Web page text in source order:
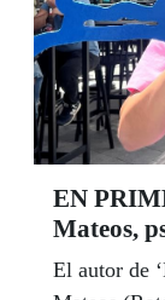
EN
Mateos,
El autor de